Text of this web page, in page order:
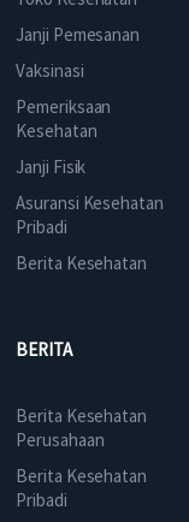
Janji Pemesanan
Vaksinasi
Pemeriksaan
Kesehatan
Janji Fisik
Asuransi Kesehatan
Pribadi
Berita Kesehatan
BERITA
Berita Kesehatan
Perusahaan
Berita Kesehatan
Pribadi